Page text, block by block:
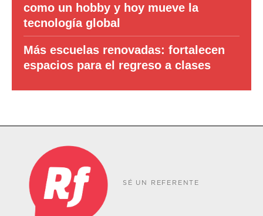
como un hobby y hoy mueve la
tecnología global
Más escuelas renovadas: fortalecen
espacios para el regreso a clases
SÉ UN REFERENTE